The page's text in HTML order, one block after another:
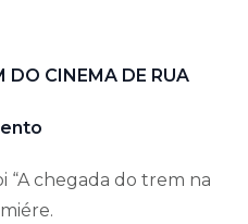
DO CINEMA DE RUA
“A chegada do trem na